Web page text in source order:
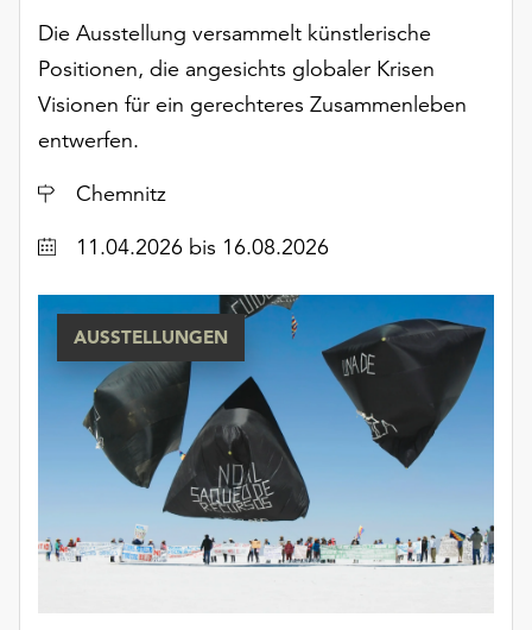
finden
Sie
unserer
Datenschutzerklärung
dem
Die Ausstellung versammelt künstlerische
Positionen, die angesichts globaler Krisen
Visionen für ein gerechteres Zusammenleben
entwerfen.
Ort
Chemnitz
Datum11.04.2026 bis 16.08.2026
AUSSTELLUNGEN